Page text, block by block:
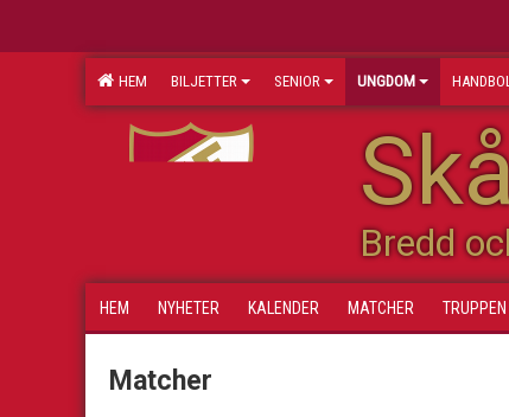
HEM BILJETTER SENIOR UNGDOM
Bredd
HEM NYHETER KALENDER MATCHER TRUPPEN
Matcher